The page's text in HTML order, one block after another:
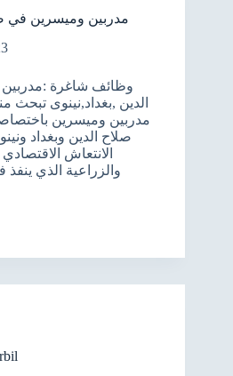
وظائف شاغرة
الدين ,بغداد,نينوى تبحث
مدربين وميسرين
صلاح الدين وبغداد
الانتعاش
والزراعية الذي